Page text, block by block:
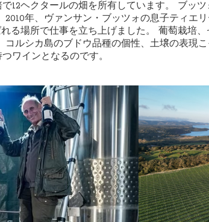
12ヘクタールの畑を所有しています。 ブッ
年、ヴァンサン・ブッツォの息子ティエリ
れる場所で仕事を立ち上げました。 葡萄栽培
コルシカ島のブドウ品種の個性、土壌の表現
ワインとなるのです。